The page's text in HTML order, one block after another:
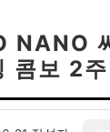
NANO
콤보 2주